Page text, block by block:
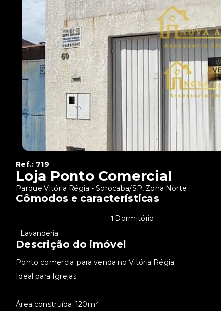
Ref.: 719
Loja Ponto Comercial
Parque Vitória Régia - Sorocaba/SP, Zona Norte
Cômodos e características
1Dormitório
Lavanderia
Descrição do imóvel
Ponto comercial para venda no Vitória Régia
Ideal para Igrejas
Área construída: 120m²